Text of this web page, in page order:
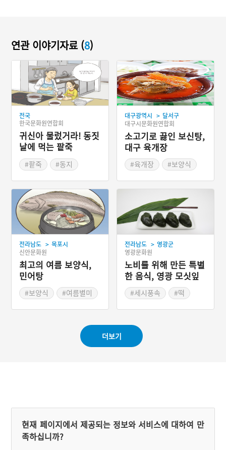
연관 이야기자료 (8)
전국
한국문화원연합회
귀신아 물렀거라! 동짓
날에 먹는 팥죽
#팥죽 #동지
대구광역시 > 달서구
대구시문화원연합회
소고기로 끓인 보신탕,
대구 육개장
#육개장
#보양식
#대구 별미
전라남도 > 목포시
신안문화원
최고의 여름 보양식,
민어탕
#보양식
#여름별미
전라남도 > 영광군
영광문화원
노비를 위해 만든 특별
한 음식, 영광 모싯잎
송편
#세시풍속
#떡
더보기
현재 페이지에서 제공되는 정보와 서비스에 대하여 만
족하십니까?